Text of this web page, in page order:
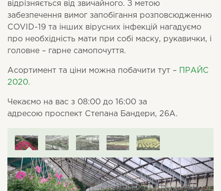
відрізняється від звичайного. З метою
забезпечення вимог запобігання розповсюдженню
COVID-19 та інших вірусних інфекцій нагадуємо
про необхідність мати при собі маску, рукавички, і
головне – гарне самопочуття.
Асортимент та ціни можна побачити тут –
ПРАЙС
2020.
Чекаємо на вас з 08:00 до 16:00 за
адресою проспект Степана Бандери, 26А.